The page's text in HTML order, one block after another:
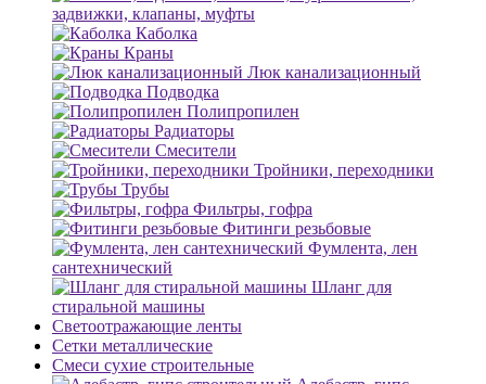
задвижки, клапаны, муфты
Каболка
Краны
Люк канализационный
Подводка
Полипропилен
Радиаторы
Смесители
Тройники, переходники
Трубы
Фильтры, гофра
Фитинги резьбовые
Фумлента, лен
сантехнический
Шланг для
стиральной машины
Светоотражающие ленты
Сетки металлические
Смеси сухие строительные